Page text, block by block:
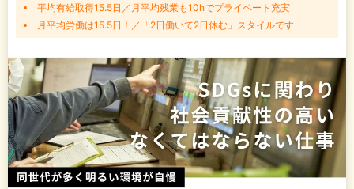
平均有給取得15.5日／月平均残業も10hでプライベート充実
月平均労働は15.5日！／「2日働いて2日休む」スタイルです